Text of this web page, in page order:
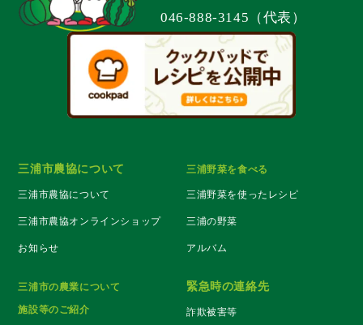
046-888-3145（代表）
三浦市農協について
三浦市農協について
三浦市農協オンラインショップ
お知らせ
三浦野菜を食べる
三浦野菜を使ったレシピ
三浦の野菜
アルバム
三浦市の農業について
施設等のご紹介
緊急時の連絡先
詐欺被害等